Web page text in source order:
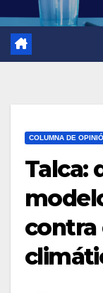
COLUMNA DE
Talca:
contra